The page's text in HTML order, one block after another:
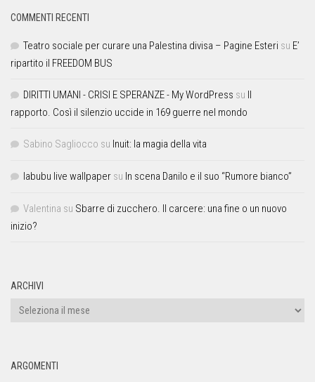
COMMENTI RECENTI
Teatro sociale per curare una Palestina divisa – Pagine Esteri su E’
ripartito il FREEDOM BUS
DIRITTI UMANI - CRISI E SPERANZE - My WordPress su Il
rapporto. Così il silenzio uccide in 169 guerre nel mondo
Sabino Sagliocco su Inuit: la magia della vita
labubu live wallpaper su In scena Danilo e il suo “Rumore bianco”
Valentina su Sbarre di zucchero. Il carcere: una fine o un nuovo
inizio?
ARCHIVI
ARGOMENTI